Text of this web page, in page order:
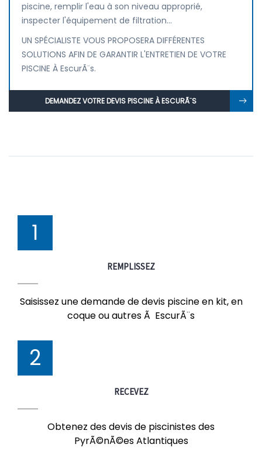
piscine, remplir l'eau à son niveau approprié,
inspecter l'équipement de filtration...
UN SPÉCIALISTE VOUS PROPOSERA DIFFÉRENTES
SOLUTIONS AFIN DE GARANTIR L'ENTRETIEN DE VOTRE
PISCINE À EscurÃ¨s.
DEMANDEZ VOTRE DEVIS PISCINE À ESCURÃ¨S
1
REMPLISSEZ
Saisissez une demande de devis piscine en kit, en
coque ou autres Ã EscurÃ¨s
2
RECEVEZ
Obtenez des devis de piscinistes des
PyrÃ©nÃ©es Atlantiques